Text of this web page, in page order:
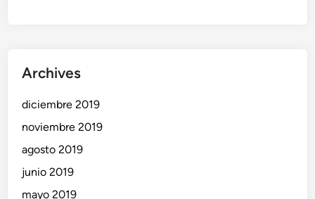
Archives
diciembre 2019
noviembre 2019
agosto 2019
junio 2019
mayo 2019